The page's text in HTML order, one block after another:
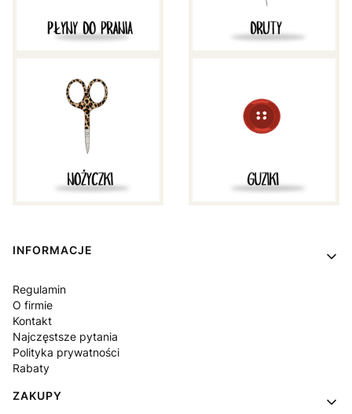
Linki w stopce
INFORMACJE
Regulamin
O firmie
Kontakt
Najczęstsze pytania
Polityka prywatności
Rabaty
ZAKUPY